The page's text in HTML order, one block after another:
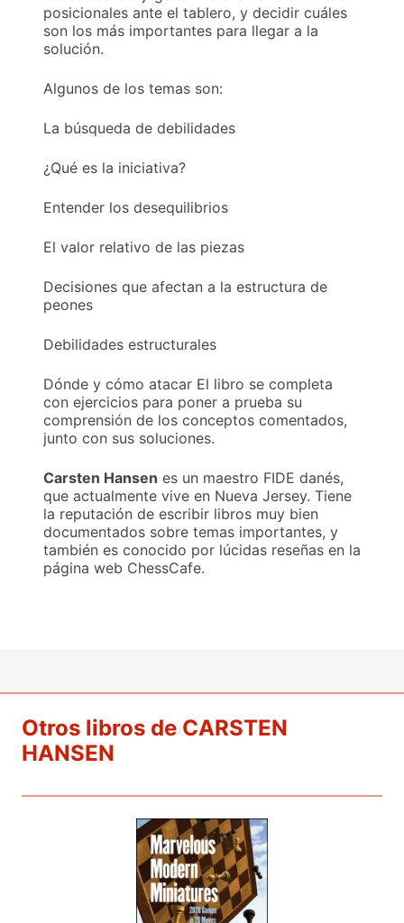
posicionales ante el tablero, y decidir cuáles
son los más importantes para llegar a la
solución.
Algunos de los temas son:
La búsqueda de debilidades
¿Qué es la iniciativa?
Entender los desequilibrios
El valor relativo de las piezas
Decisiones que afectan a la estructura de
peones
Debilidades estructurales
Dónde y cómo atacar El libro se completa
con ejercicios para poner a prueba su
comprensión de los conceptos comentados,
junto con sus soluciones.
Carsten Hansen es un maestro FIDE danés,
que actualmente vive en Nueva Jersey. Tiene
la reputación de escribir libros muy bien
documentados sobre temas importantes, y
también es conocido por lúcidas reseñas en la
página web ChessCafe.
Otros libros de CARSTEN
HANSEN